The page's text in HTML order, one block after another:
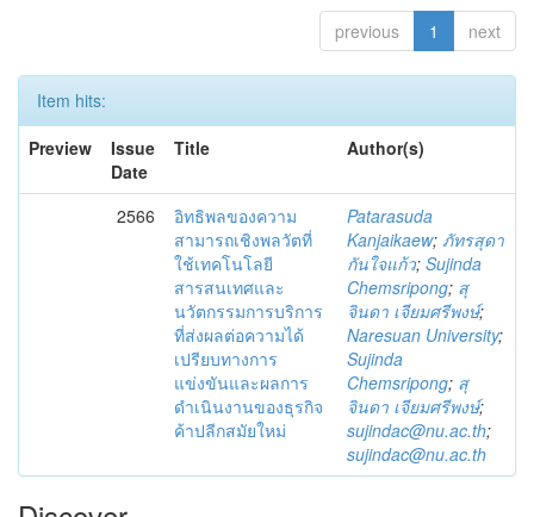
previous 1 next
Item hits:
Preview
Issue
Date
Title Author(s)
2566
อิทธิพลของความ
สามารถเชิงพลวัตที่
ใช้เทคโนโลยี
สารสนเทศและ
นวัตกรรมการบริการ
ที่ส่งผลต่อความได้
เปรียบทางการ
แข่งขันและผลการ
ดำเนินงานของธุรกิจ
ค้าปลีกสมัยใหม่
Patarasuda
Kanjaikaew; ภัทรสุดา
กันใจแก้ว; Sujinda
Chemsripong; สุ
จินดา เจียมศรีพงษ์;
Naresuan University;
Sujinda
Chemsripong; สุ
จินดา เจียมศรีพงษ์;
sujindac@nu.ac.th;
sujindac@nu.ac.th